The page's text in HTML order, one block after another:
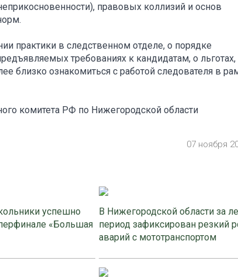
правовых коллизий и основ
практики в следственном отделе, о порядке
требованиях к кандидатам, о льготах,
близко ознакомиться с работой следователя в
комитета РФ по Нижегородской области
07 ноября
успешно
«Большая
В Нижегородской области за
период зафиксирован резкий
аварий с мототранспортом